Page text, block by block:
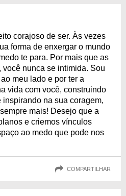
corajoso de ser. Às vezes
forma de enxergar o mundo
te para. Por mais que as
nunca se intimida. Sou
meu lado e por ter a
vida com você, construindo
na sua coragem,
mais! Desejo que a
e criemos vínculos
ao medo que pode nos
COMPARTILHAR